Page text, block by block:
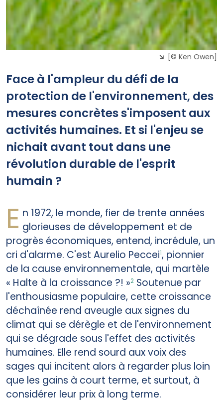
[© Ken Owen]
Face à l'ampleur du défi de la
protection de l'environnement, des
mesures concrètes s'imposent aux
activités humaines. Et si l'enjeu se
nichait avant tout dans une
révolution durable de l'esprit
humain ?
E n 1972, le monde, fier de trente années
glorieuses de développement et de
progrès économiques, entend, incrédule, un
cri d'alarme. C'est Aurelio Peccei1, pionnier
de la cause environnementale, qui martèle
« Halte à la croissance ?! »2 Soutenue par
l'enthousiasme populaire, cette croissance
déchaînée rend aveugle aux signes du
climat qui se dérègle et de l'environnement
qui se dégrade sous l'effet des activités
humaines. Elle rend sourd aux voix des
sages qui incitent alors à regarder plus loin
que les gains à court terme, et surtout, à
considérer leur prix à long terme.